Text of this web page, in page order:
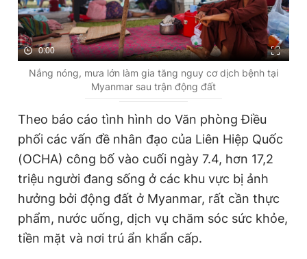
0:00
Nắng nóng, mưa lớn làm gia tăng nguy cơ dịch bệnh tại
Myanmar sau trận động đất
Theo báo cáo tình hình do Văn phòng Điều
phối các vấn đề nhân đạo của Liên Hiệp Quốc
(OCHA) công bố vào cuối ngày 7.4, hơn 17,2
triệu người đang sống ở các khu vực bị ảnh
hưởng bởi động đất ở Myanmar, rất cần thực
phẩm, nước uống, dịch vụ chăm sóc sức khỏe,
tiền mặt và nơi trú ẩn khẩn cấp.